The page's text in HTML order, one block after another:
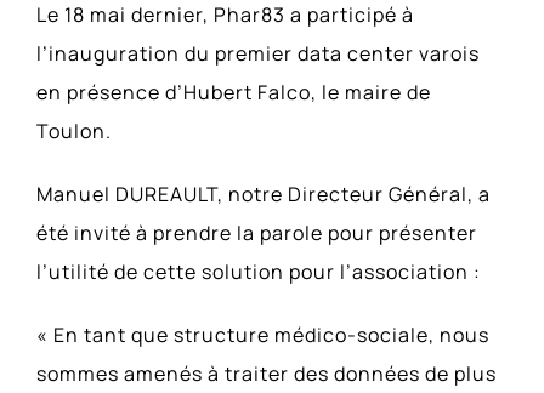
l'image
agrandie
Le 18 mai dernier, Phar83 a participé à
l’inauguration du premier data center varois
en présence d’Hubert Falco, le maire de
Toulon.
Manuel DUREAULT, notre Directeur Général, a
été invité à prendre la parole pour présenter
l’utilité de cette solution pour l’association :
« En tant que structure médico-sociale, nous
sommes amenés à traiter des données de plus